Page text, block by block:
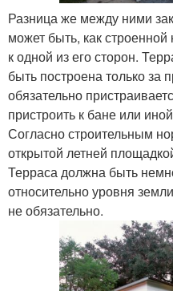
Разница же между ними
может быть, как строенной
к одной из его сторон.
быть построена только за
обязательно
пристроить к бане или
Согласно строительным
открытой летней
Терраса должна быть
относительно уровня
не обязательно.